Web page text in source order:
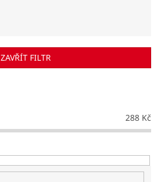
ZAVŘÍT FILTR
288 Kč